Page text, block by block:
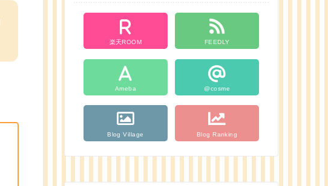
楽天ROOM FEEDLY
Ameba @cosme
Blog Village Blog Ranking